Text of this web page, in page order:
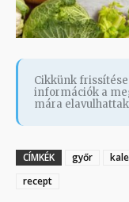
Cikkünk
információk a
mára
CÍMKÉK győr
recept